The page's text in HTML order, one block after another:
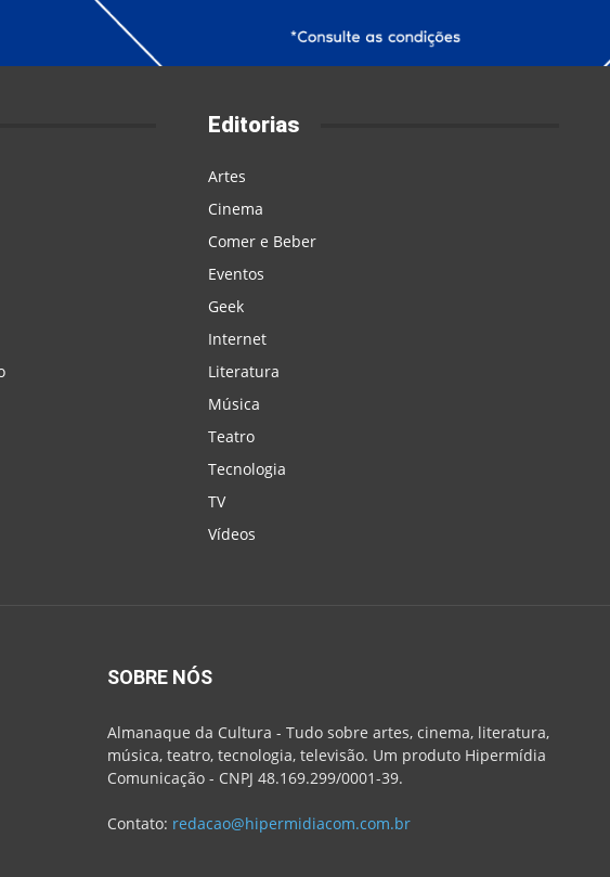
Editorias
Artes
Cinema
Comer e Beber
Eventos
Geek
Internet
Literatura
Música
Teatro
Tecnologia
TV
Vídeos
SOBRE NÓS
Almanaque da Cultura - Tudo sobre artes, cinema, literatura,
música, teatro, tecnologia, televisão. Um produto Hipermídia
Comunicação - CNPJ 48.169.299/0001-39.
Contato: redacao@hipermidiacom.com.br